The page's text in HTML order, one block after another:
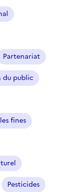
Partenariat
du public
fines
Pesticides